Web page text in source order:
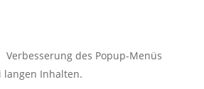
Verbesserung des Popup-Menüs
langen Inhalten.